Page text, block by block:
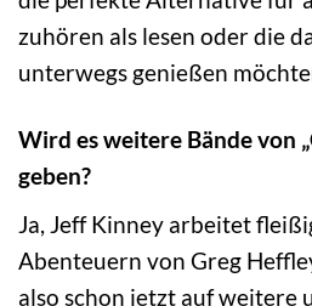
zuhören als lesen oder die
unterwegs genießen
Wird es weitere Bände von
geben?
Ja, Jeff Kinney arbeitet
Abenteuern von Greg
also schon jetzt auf weitere